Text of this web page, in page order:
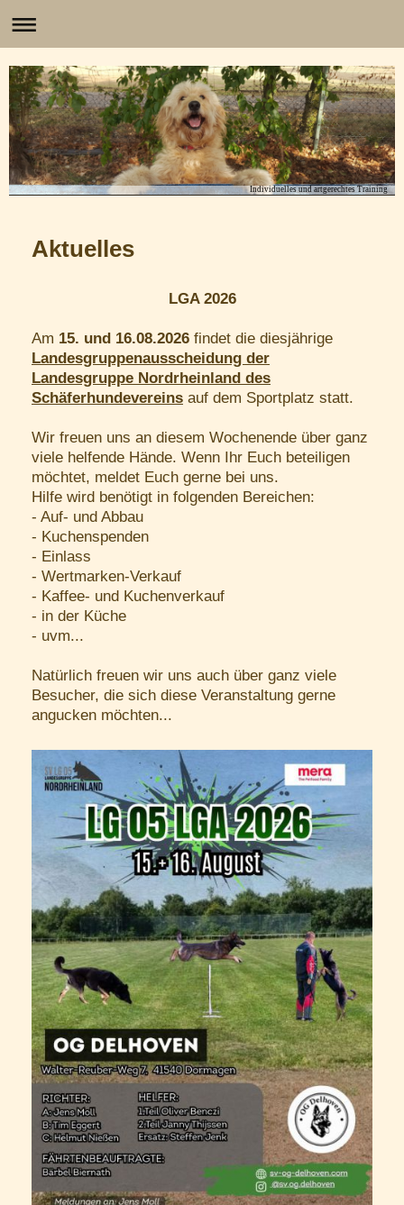
Individuelles und artgerechtes Training
Aktuelles
LGA 2026
Am 15. und 16.08.2026 findet die diesjährige
Landesgruppenausscheidung der
Landesgruppe Nordrheinland des
Schäferhundevereins auf dem Sportplatz statt.
Wir freuen uns an diesem Wochenende über ganz
viele helfende Hände. Wenn Ihr Euch beteiligen
möchtet, meldet Euch gerne bei uns.
Hilfe wird benötigt in folgenden Bereichen:
- Auf- und Abbau
- Kuchenspenden
- Einlass
- Wertmarken-Verkauf
- Kaffee- und Kuchenverkauf
- in der Küche
- uvm...
Natürlich freuen wir uns auch über ganz viele
Besucher, die sich diese Veranstaltung gerne
angucken möchten...